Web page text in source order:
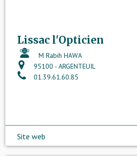
Lissac l'Opticien
M Rabih HAWA
95100 - ARGENTEUIL
01.39.61.60.85
Site web